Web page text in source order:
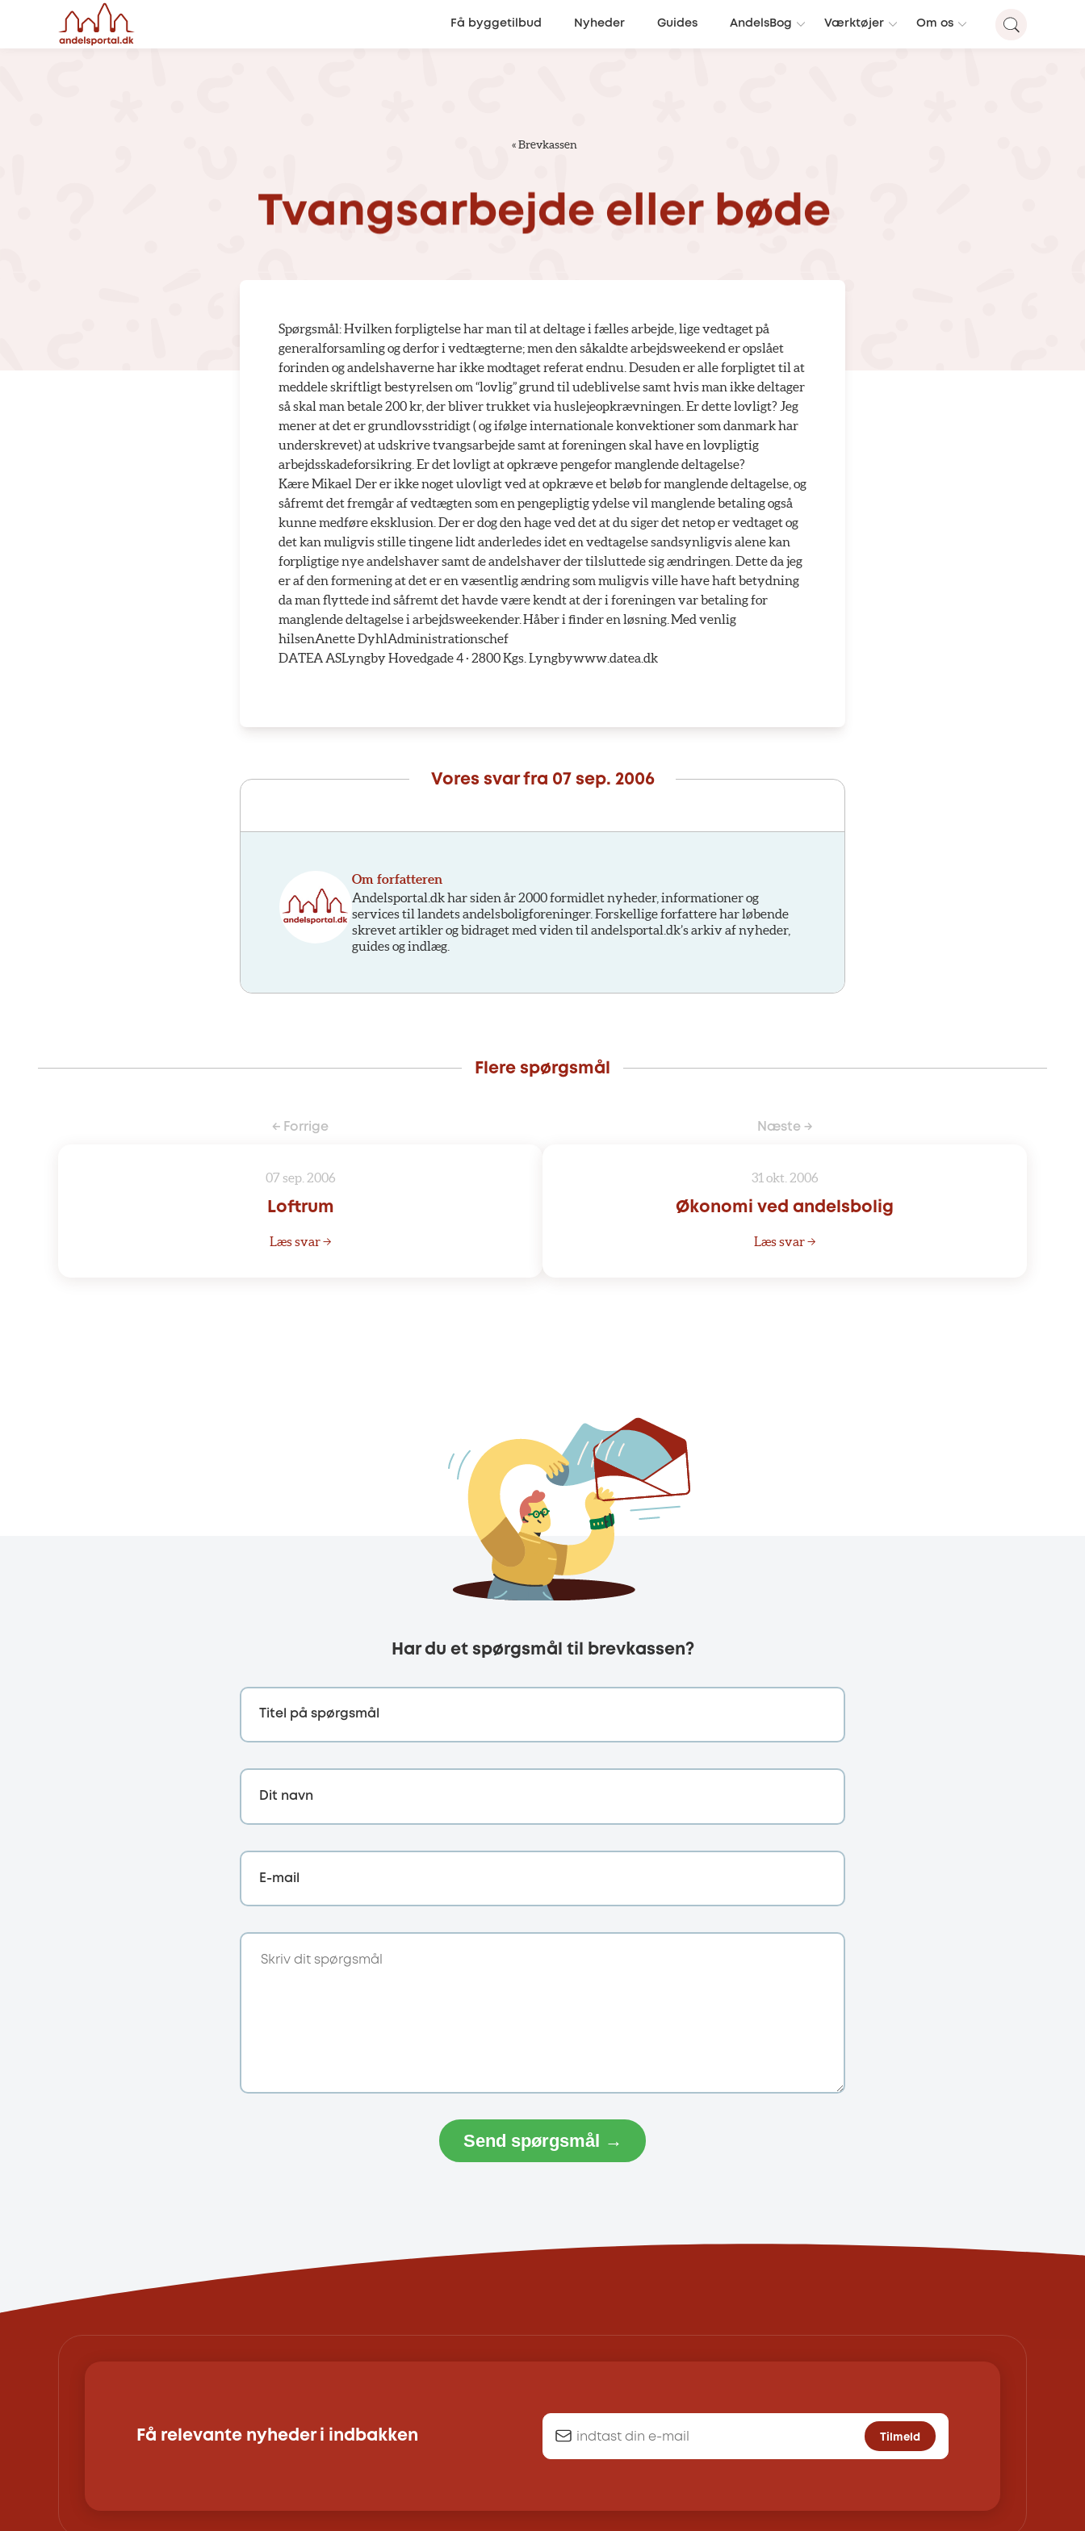
Få byggetilbud Nyheder Guides AndelsBog Værktøjer Om os
«Brevkassen
Tvangsarbejde eller bøde
Spørgsmål: Hvilken forpligtelse har man til at deltage i fælles arbejde, lige vedtaget på
generalforsamling og derfor i vedtægterne; men den såkaldte arbejdsweekend er opslået
forinden og andelshaverne har ikke modtaget referat endnu. Desuden er alle forpligtet til at
meddele skriftligt bestyrelsen om “lovlig” grund til udeblivelse samt hvis man ikke deltager
så skal man betale 200 kr, der bliver trukket via huslejeopkrævningen. Er dette lovligt? Jeg
mener at det er grundlovsstridigt ( og ifølge internationale konvektioner som danmark har
underskrevet) at udskrive tvangsarbejde samt at foreningen skal have en lovpligtig
arbejdsskadeforsikring. Er det lovligt at opkræve pengefor manglende deltagelse?
Kære Mikael Der er ikke noget ulovligt ved at opkræve et beløb for manglende deltagelse, og
såfremt det fremgår af vedtægten som en pengepligtig ydelse vil manglende betaling også
kunne medføre eksklusion. Der er dog den hage ved det at du siger det netop er vedtaget og
det kan muligvis stille tingene lidt anderledes idet en vedtagelse sandsynligvis alene kan
forpligtige nye andelshaver samt de andelshaver der tilsluttede sig ændringen. Dette da jeg
er af den formening at det er en væsentlig ændring som muligvis ville have haft betydning
da man flyttede ind såfremt det havde være kendt at der i foreningen var betaling for
manglende deltagelse i arbejdsweekender. Håber i finder en løsning. Med venlig
hilsenAnette DyhlAdministrationschef
DATEA ASLyngby Hovedgade 4 · 2800 Kgs. Lyngbywww.datea.dk
Vores svar fra 07 sep. 2006
Om forfatteren
Andelsportal.dk har siden år 2000 formidlet nyheder, informationer og
services til landets andelsboligforeninger. Forskellige forfattere har løbende
skrevet artikler og bidraget med viden til andelsportal.dk’s arkiv af nyheder,
guides og indlæg.
Flere spørgsmål
← Forrige
07 sep. 2006
Loftrum
Læs svar →
Næste →
31 okt. 2006
Økonomi ved andelsbolig
Læs svar →
Har du et spørgsmål til brevkassen?
Titel på spørgsmål
Dit navn
E-mail
Send spørgsmål →
Få relevante nyheder i indbakken Tilmeld